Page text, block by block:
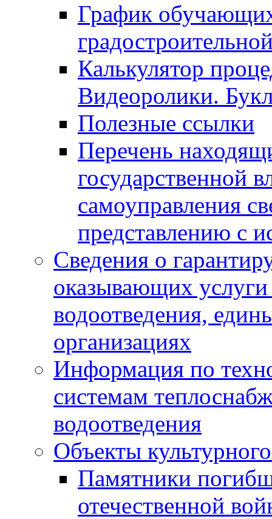
График
Калькулятор
Видеоролики.
Полезные ссылки
Перечень
государственной
самоуправления
представлению с
Сведения о
оказывающих
водоотведения,
организациях
Информация по
системам
водоотведения
Объекты
Памятники
отечественной